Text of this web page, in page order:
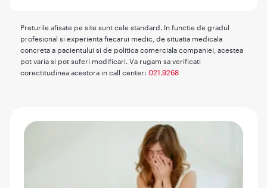
Preturile afisate pe site sunt cele standard. In functie de gradul
profesional si experienta fiecarui medic, de situatia medicala
concreta a pacientului si de politica comerciala companiei, acestea
pot varia si pot suferi modificari. Va rugam sa verificati
corectitudinea acestora in call center: 021.9268